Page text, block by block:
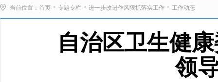
当前位置： 首页 > 专题专栏 > 进一步改进作风狠抓落实工作 > 工作动态
自治区卫生健
领